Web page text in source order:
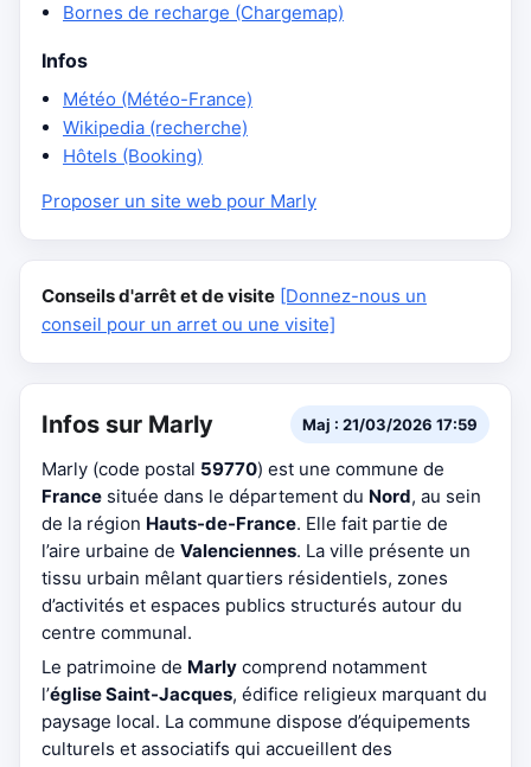
Bornes de recharge (Chargemap)
Infos
Météo (Météo-France)
Wikipedia (recherche)
Hôtels (Booking)
Proposer un site web pour Marly
Conseils d'arrêt et de visite [Donnez-nous un
conseil pour un arret ou une visite]
Infos sur Marly Maj : 21/03/2026 17:59
Marly (code postal 59770) est une commune de
France située dans le département du Nord, au sein
de la région Hauts-de-France. Elle fait partie de
l’aire urbaine de Valenciennes. La ville présente un
tissu urbain mêlant quartiers résidentiels, zones
d’activités et espaces publics structurés autour du
centre communal.
Le patrimoine de Marly comprend notamment
l’église Saint-Jacques, édifice religieux marquant du
paysage local. La commune dispose d’équipements
culturels et associatifs qui accueillent des